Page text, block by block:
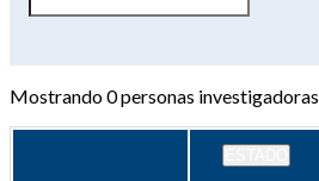
Mostrando0personas investigadoras